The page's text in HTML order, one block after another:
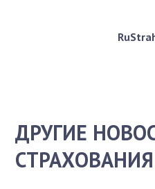
ДРУГИЕ
СТРАХОВАНИЯ